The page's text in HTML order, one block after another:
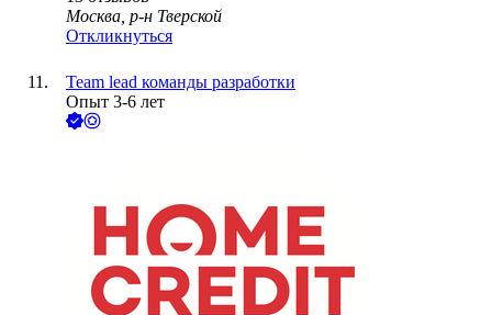
Москва, р-н Тверской
Откликнуться
Team lead команды разработки
Опыт 3-6 лет